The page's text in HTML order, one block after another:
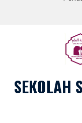
SEKOLAH